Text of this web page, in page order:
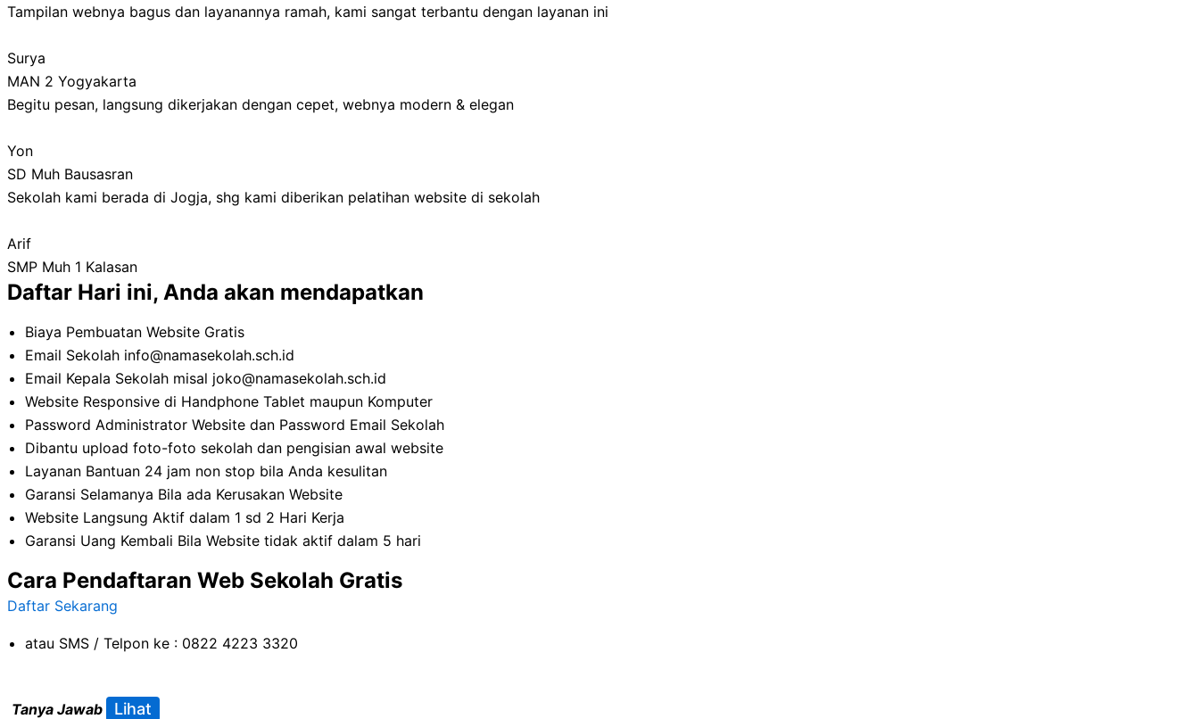
Tampilan webnya bagus dan layanannya ramah, kami sangat terbantu dengan layanan ini
Surya
MAN 2 Yogyakarta
Begitu pesan, langsung dikerjakan dengan cepet, webnya modern & elegan
Yon
SD Muh Bausasran
Sekolah kami berada di Jogja, shg kami diberikan pelatihan website di sekolah
Arif
SMP Muh 1 Kalasan
Daftar Hari ini, Anda akan mendapatkan
Biaya Pembuatan Website Gratis
Email Sekolah info@namasekolah.sch.id
Email Kepala Sekolah misal joko@namasekolah.sch.id
Website Responsive di Handphone Tablet maupun Komputer
Password Administrator Website dan Password Email Sekolah
Dibantu upload foto-foto sekolah dan pengisian awal website
Layanan Bantuan 24 jam non stop bila Anda kesulitan
Garansi Selamanya Bila ada Kerusakan Website
Website Langsung Aktif dalam 1 sd 2 Hari Kerja
Garansi Uang Kembali Bila Website tidak aktif dalam 5 hari
Cara Pendaftaran Web Sekolah Gratis
Daftar Sekarang
atau SMS / Telpon ke : 0822 4223 3320
Tanya Jawab